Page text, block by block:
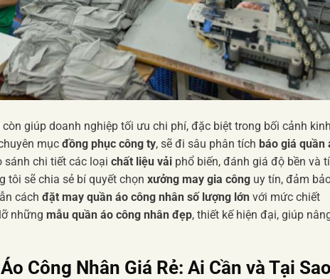
còn giúp doanh nghiệp tối ưu chi phí, đặc biệt trong bối cảnh
mục đồng phục công ty, sẽ đi sâu phân tích báo giá quần
sánh chi tiết các loại chất liệu vải phổ biến, đánh giá độ bền và
tôi sẽ chia sẻ bí quyết chọn xưởng may gia công uy tín, đảm
cách đặt may quần áo công nhân số lượng lớn với mức chiết
những mẫu quần áo công nhân đẹp, thiết kế hiện đại, giúp
Công Nhân Giá Rẻ: Ai Cần và Tại